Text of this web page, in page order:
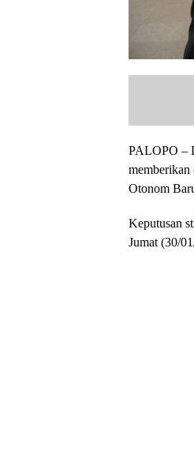
PALOPO –
memberikan
Otonom
Keputusan
Jumat (30/